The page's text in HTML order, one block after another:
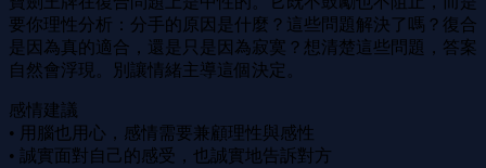
要你理性分析：分手的原因是什麼？這些問題解決了嗎？復合
是因為真的適合，還是只是因為寂寞？想清楚這些問題，答案
自然會浮現。別讓情緒主導這個決定。
感情建議
• 用腦也用心，感情需要兼顧理性與感性
• 誠實面對自己的感受，也誠實地告訴對方